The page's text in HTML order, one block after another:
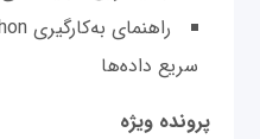
سریع داده‌ها
پرونده ویژه